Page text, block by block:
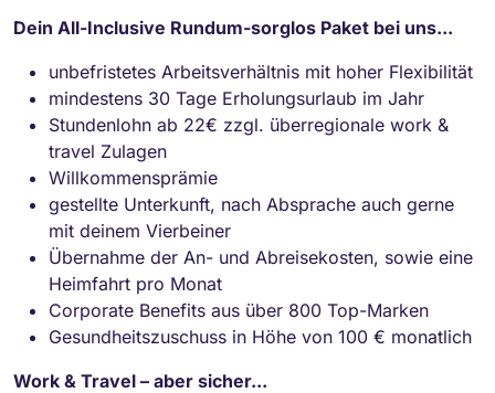
Dein All-Inclusive Rundum-sorglos Paket bei uns...
unbefristetes Arbeitsverhältnis mit hoher Flexibilität
mindestens 30 Tage Erholungsurlaub im Jahr
Stundenlohn ab 22€ zzgl. überregionale work &
travel Zulagen
Willkommensprämie
gestellte Unterkunft, nach Absprache auch gerne
mit deinem Vierbeiner
Übernahme der An- und Abreisekosten, sowie eine
Heimfahrt pro Monat
Corporate Benefits aus über 800 Top-Marken
Gesundheitszuschuss in Höhe von 100 € monatlich
Work & Travel – aber sicher...